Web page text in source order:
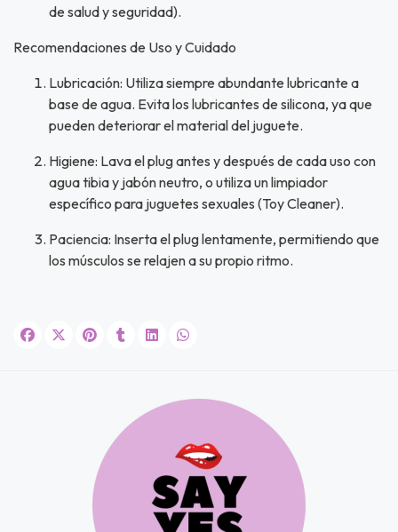
de salud y seguridad).
Recomendaciones de Uso y Cuidado
Lubricación: Utiliza siempre abundante lubricante a
base de agua. Evita los lubricantes de silicona, ya que
pueden deteriorar el material del juguete.
Higiene: Lava el plug antes y después de cada uso con
agua tibia y jabón neutro, o utiliza un limpiador
específico para juguetes sexuales (Toy Cleaner).
Paciencia: Inserta el plug lentamente, permitiendo que
los músculos se relajen a su propio ritmo.